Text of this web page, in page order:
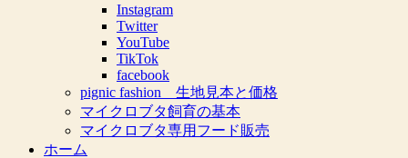
Instagram
Twitter
YouTube
TikTok
facebook
pignic fashion 生地見本と価格
マイクロブタ飼育の基本
マイクロブタ専用フード販売
ホーム